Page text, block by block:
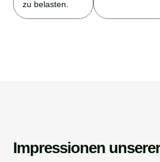
zu belasten.
Impressionen